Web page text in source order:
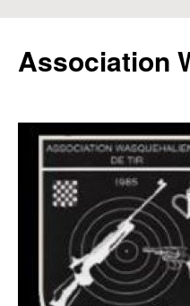
contenu
Association